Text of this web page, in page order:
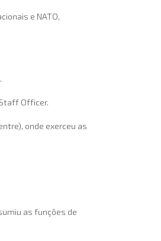
e NATO,
Officer.
onde exerceu as
as funções de